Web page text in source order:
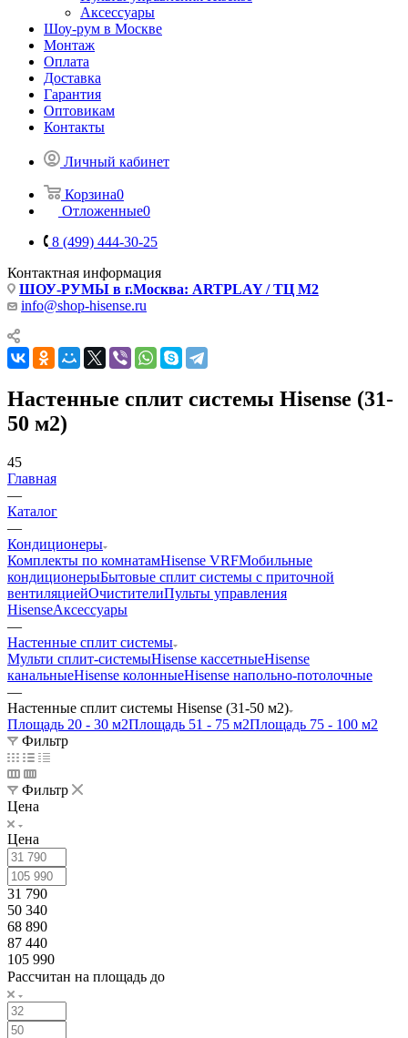
Аксессуары
Шоу-рум в Москве
Монтаж
Оплата
Доставка
Гарантия
Оптовикам
Контакты
Личный кабинет
Корзина0
Отложенные0
8 (499) 444-30-25
Контактная информация
ШОУ-РУМЫ в г.Москва: ARTPLAY / ТЦ М2
info@shop-hisense.ru
Настенные сплит системы Hisense (31-
50 м2)
45
Главная
—
Каталог
—
Кондиционеры
Комплекты по комнатамHisense VRFМобильные
кондиционерыБытовые сплит системы с приточной
вентиляциейОчистителиПульты управления
HisenseАксессуары
—
Настенные сплит системы
Мульти сплит-системыHisense кассетныеHisense
канальныеHisense колонныеHisense напольно-потолочные
—
Настенные сплит системы Hisense (31-50 м2)
Площадь 20 - 30 м2Площадь 51 - 75 м2Площадь 75 - 100 м2
Фильтр
Фильтр
Цена
Цена
31 790
50 340
68 890
87 440
105 990
Рассчитан на площадь до